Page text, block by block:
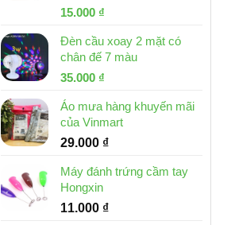
Giá
là:
32.000 ₫.
15.000 ₫
tại
là:
Đèn cầu xoay 2 mặt có
chân đế 7 màu
Giá
là:
46.000 ₫.
35.000 ₫
tại
là:
35.000 ₫.
Áo mưa hàng khuyến mãi
của Vinmart
29.000 ₫
Máy đánh trứng cầm tay
Hongxin
11.000 ₫